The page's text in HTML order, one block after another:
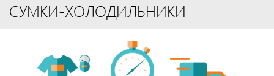
СУМКИ-ХОЛОДИЛЬНИКИ